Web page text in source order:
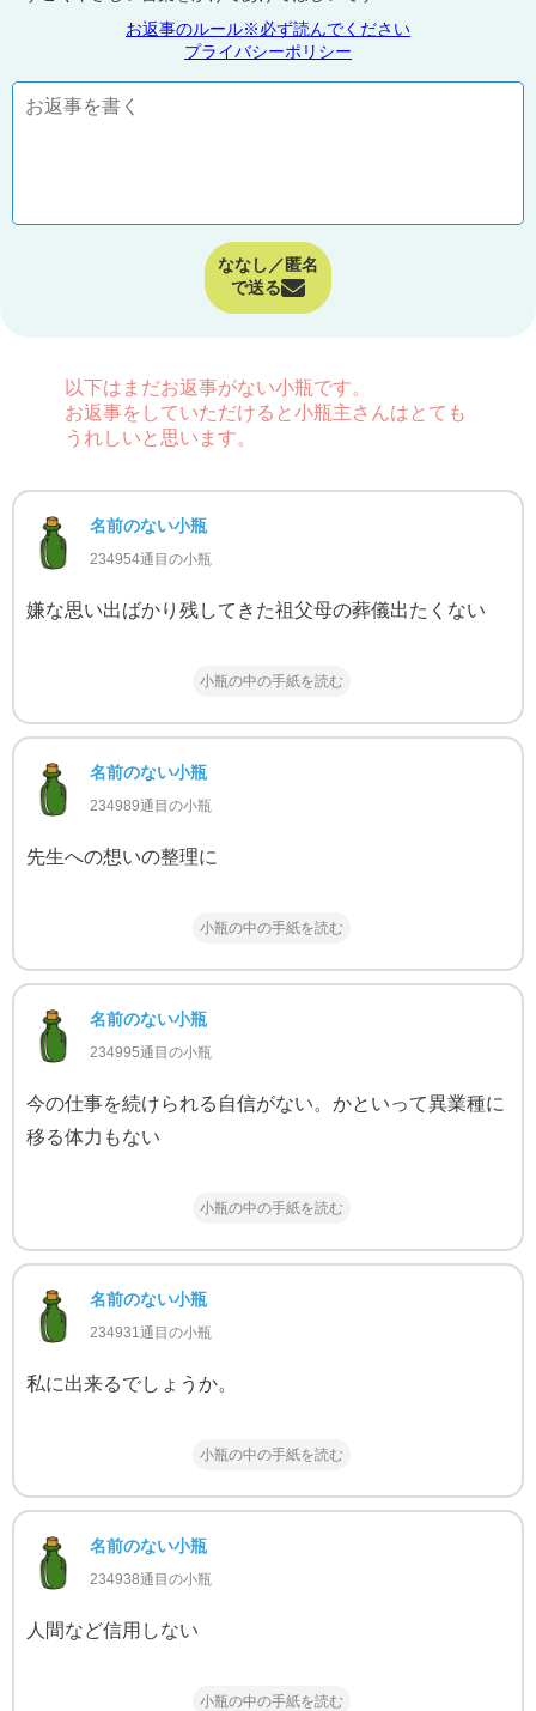
お返事のルール※必ず読んでください
プライバシーポリシー
ななし／匿名
で送る
以下はまだお返事がない小瓶です。
お返事をしていただけると小瓶主さんはとても
うれしいと思います。
名前のない小瓶
234954通目の小瓶
嫌な思い出ばかり残してきた祖父母の葬儀出たくない
小瓶の中の手紙を読む
名前のない小瓶
234989通目の小瓶
先生への想いの整理に
小瓶の中の手紙を読む
名前のない小瓶
234995通目の小瓶
今の仕事を続けられる自信がない。かといって異業種に
移る体力もない
小瓶の中の手紙を読む
名前のない小瓶
234931通目の小瓶
私に出来るでしょうか。
小瓶の中の手紙を読む
名前のない小瓶
234938通目の小瓶
人間など信用しない
小瓶の中の手紙を読む